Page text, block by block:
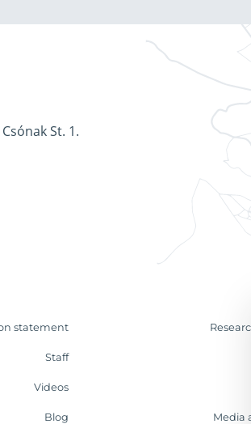
St. 1.
statement
Staff
Videos
Blog Media